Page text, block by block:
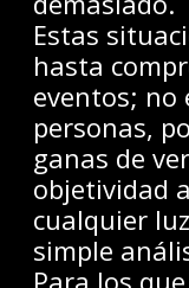
Estas
hasta
eventos; no
personas,
ganas de
objetividad
cualquier
simple
Para los